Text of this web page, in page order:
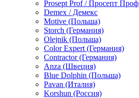
шовные для срубов
для кровли
для каминов
полиуретановые
Декоративные штукатурки
краски для декора,
мокрый шелк
венецианские
песок (эффект
декоративная
Prosept Prof / Просепт Проф
Demex / Демекс
Motive (Польша)
Storch (Германия)
Olejnik (Польша)
Color Expert (Германия)
Contractor (Германия)
Anza (Швеция)
Blue Dolphin (Польша)
Pavan (Италия)
Korshun (Россия)